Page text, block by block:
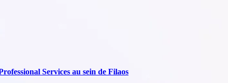
Services au sein de Filaos